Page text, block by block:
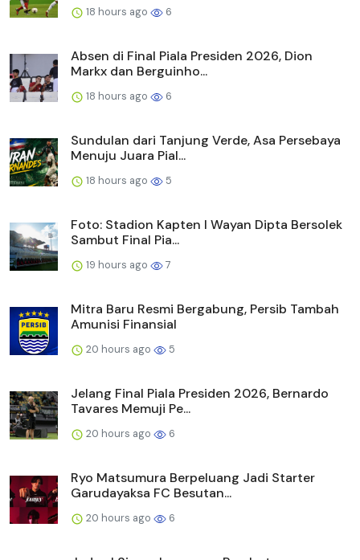
18 hours ago 6
Absen di Final Piala Presiden 2026, Dion
Markx dan Berguinho...
18 hours ago 6
Sundulan dari Tanjung Verde, Asa Persebaya
Menuju Juara Pial...
18 hours ago 5
Foto: Stadion Kapten I Wayan Dipta Bersolek
Sambut Final Pia...
19 hours ago 7
Mitra Baru Resmi Bergabung, Persib Tambah
Amunisi Finansial
20 hours ago 5
Jelang Final Piala Presiden 2026, Bernardo
Tavares Memuji Pe...
20 hours ago 6
Ryo Matsumura Berpeluang Jadi Starter
Garudayaksa FC Besutan...
20 hours ago 6